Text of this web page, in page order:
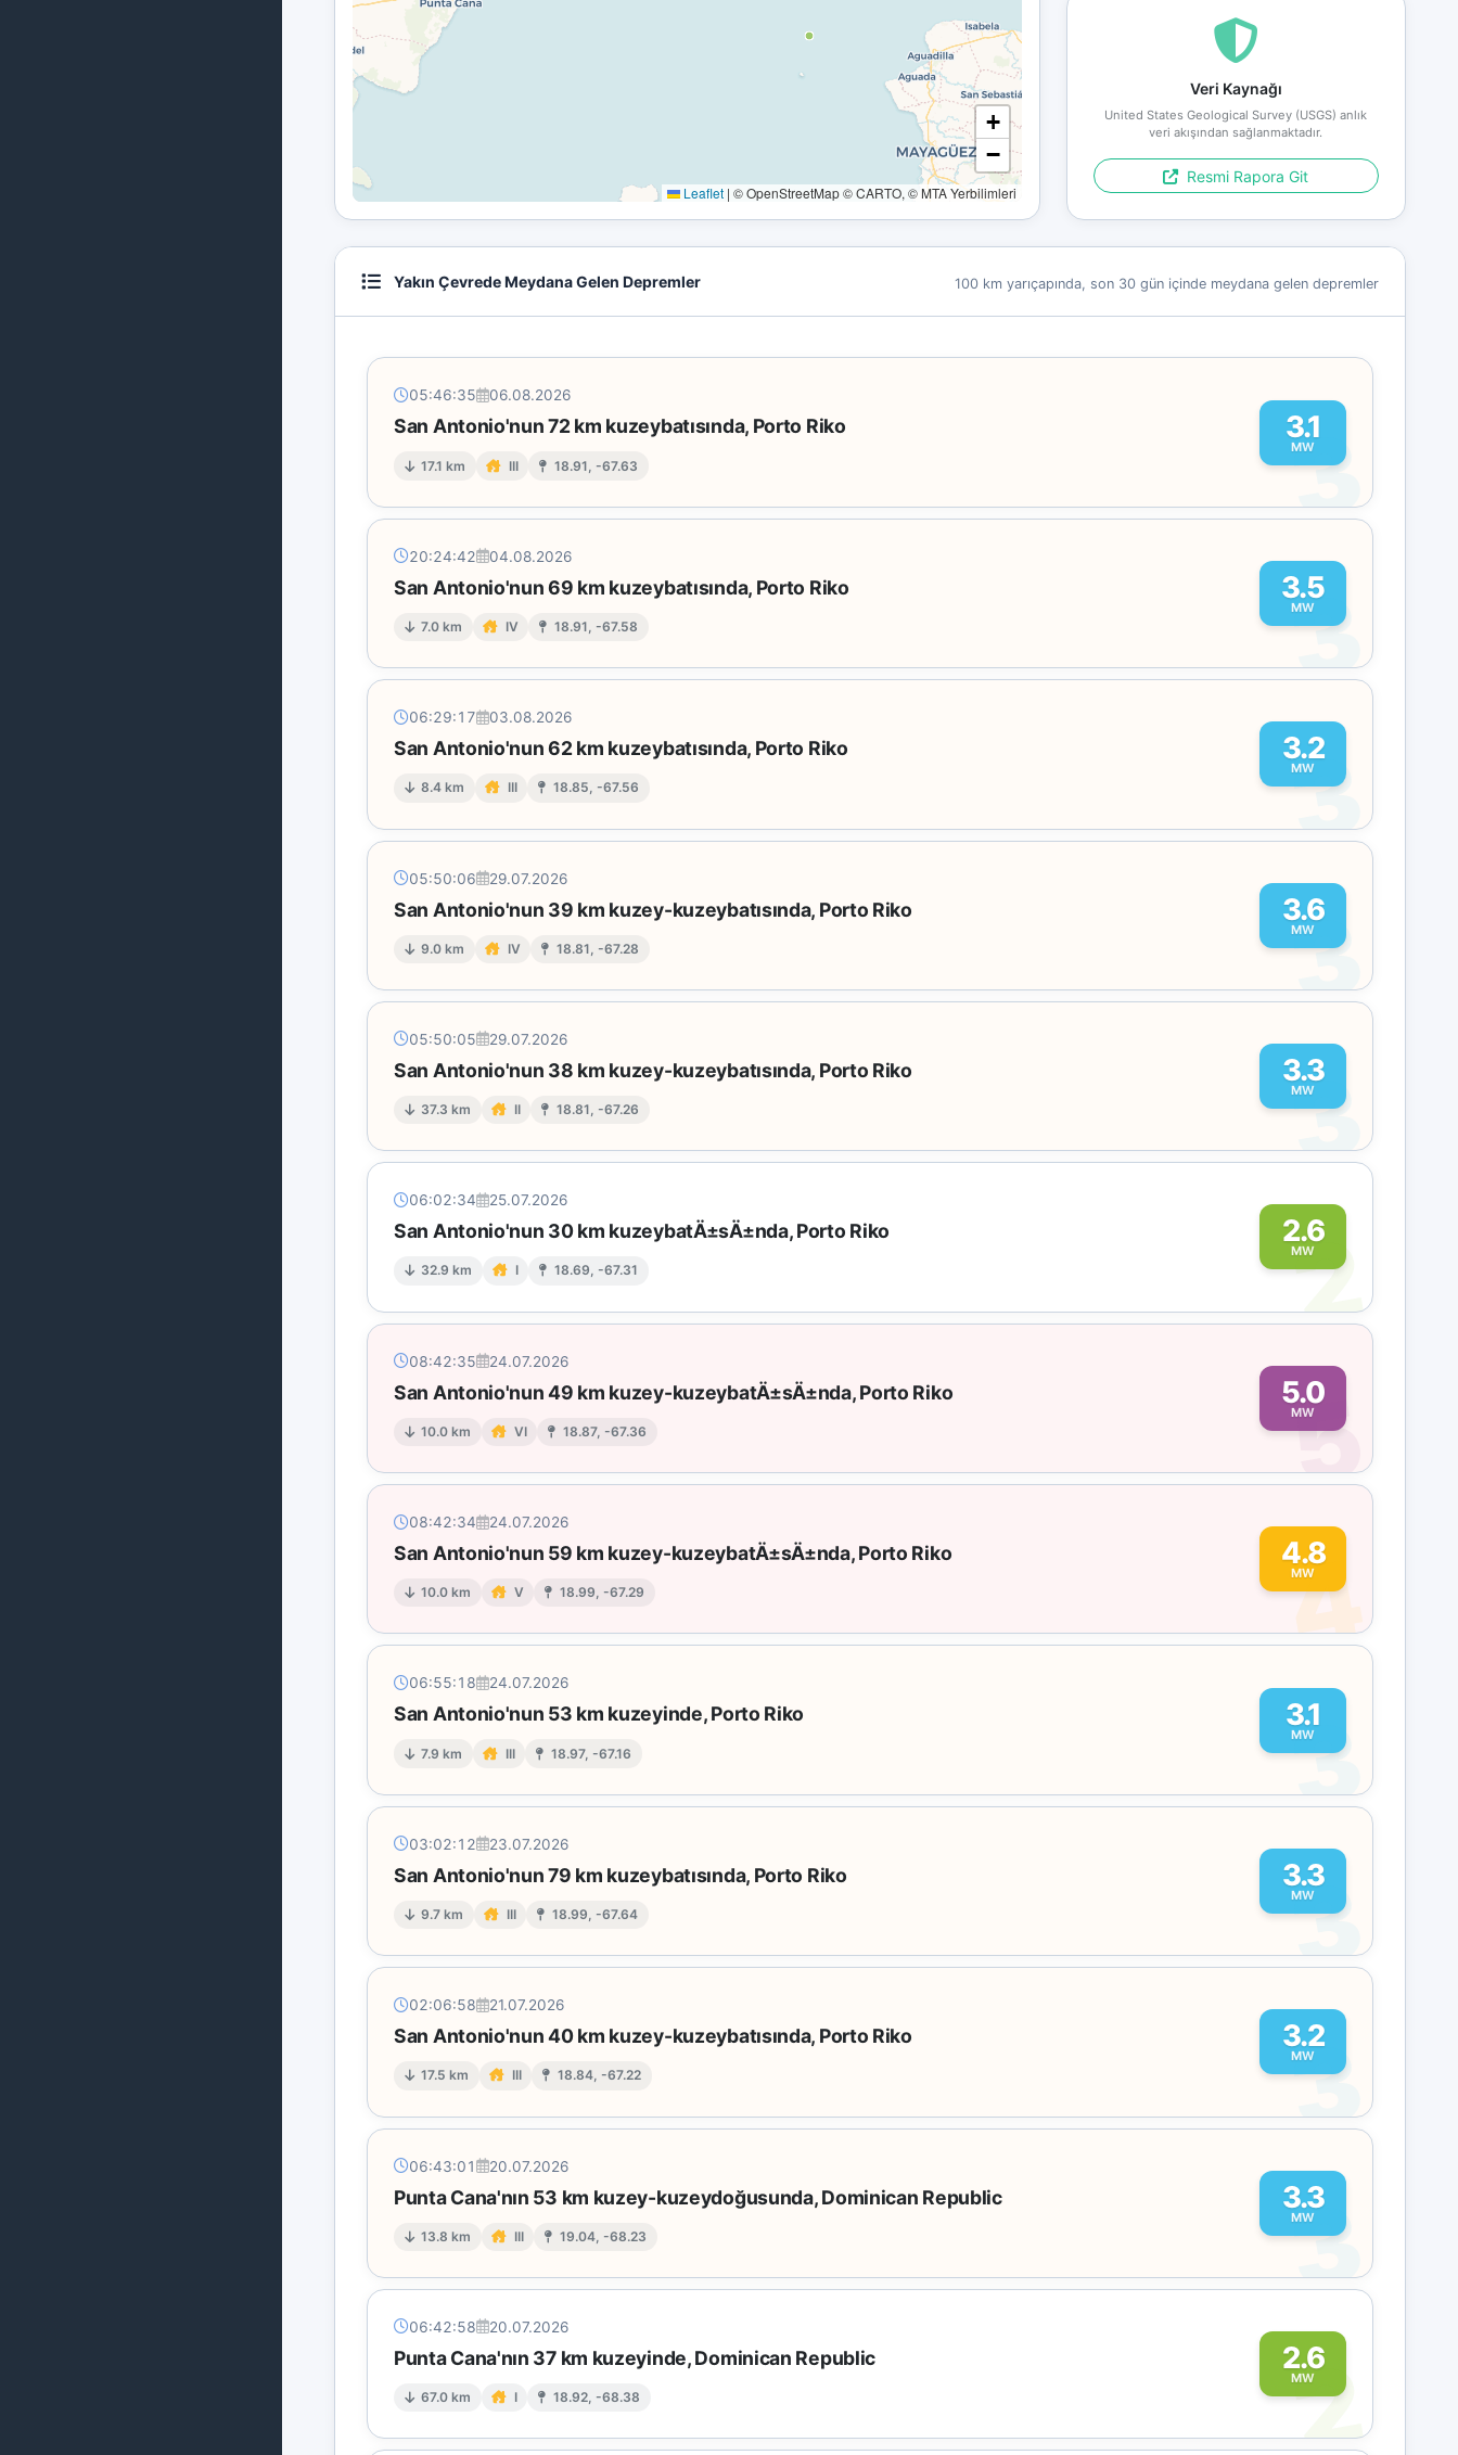
+
−
Leaflet | © OpenStreetMap © CARTO, © MTA Yerbilimleri
Veri Kaynağı
United States Geological Survey (USGS) anlık
veri akışından sağlanmaktadır.
Resmi Rapora Git
Yakın Çevrede Meydana Gelen Depremler 100 km yarıçapında, son 30 gün içinde meydana gelen depremler
05:46:35 06.08.2026
San Antonio'nun 72 km kuzeybatısında, Porto Riko
17.1 km III 18.91, -67.63
3.1
MW
3
20:24:42 04.08.2026
San Antonio'nun 69 km kuzeybatısında, Porto Riko
7.0 km IV 18.91, -67.58
3.5
MW
3
06:29:17 03.08.2026
San Antonio'nun 62 km kuzeybatısında, Porto Riko
8.4 km III 18.85, -67.56
3.2
MW
3
05:50:06 29.07.2026
San Antonio'nun 39 km kuzey-kuzeybatısında, Porto Riko
9.0 km IV 18.81, -67.28
3.6
MW
3
05:50:05 29.07.2026
San Antonio'nun 38 km kuzey-kuzeybatısında, Porto Riko
37.3 km II 18.81, -67.26
3.3
MW
3
06:02:34 25.07.2026
San Antonio'nun 30 km kuzeybatÄ±sÄ±nda, Porto Riko
32.9 km I 18.69, -67.31
2.6
MW
2
08:42:35 24.07.2026
San Antonio'nun 49 km kuzey-kuzeybatÄ±sÄ±nda, Porto Riko
10.0 km VI 18.87, -67.36
5.0
MW
5
08:42:34 24.07.2026
San Antonio'nun 59 km kuzey-kuzeybatÄ±sÄ±nda, Porto Riko
10.0 km V 18.99, -67.29
4.8
MW
4
06:55:18 24.07.2026
San Antonio'nun 53 km kuzeyinde, Porto Riko
7.9 km III 18.97, -67.16
3.1
MW
3
03:02:12 23.07.2026
San Antonio'nun 79 km kuzeybatısında, Porto Riko
9.7 km III 18.99, -67.64
3.3
MW
3
02:06:58 21.07.2026
San Antonio'nun 40 km kuzey-kuzeybatısında, Porto Riko
17.5 km III 18.84, -67.22
3.2
MW
3
06:43:01 20.07.2026
Punta Cana'nın 53 km kuzey-kuzeydoğusunda, Dominican Republic
13.8 km III 19.04, -68.23
3.3
MW
3
06:42:58 20.07.2026
Punta Cana'nın 37 km kuzeyinde, Dominican Republic
67.0 km I 18.92, -68.38
2.6
MW
2